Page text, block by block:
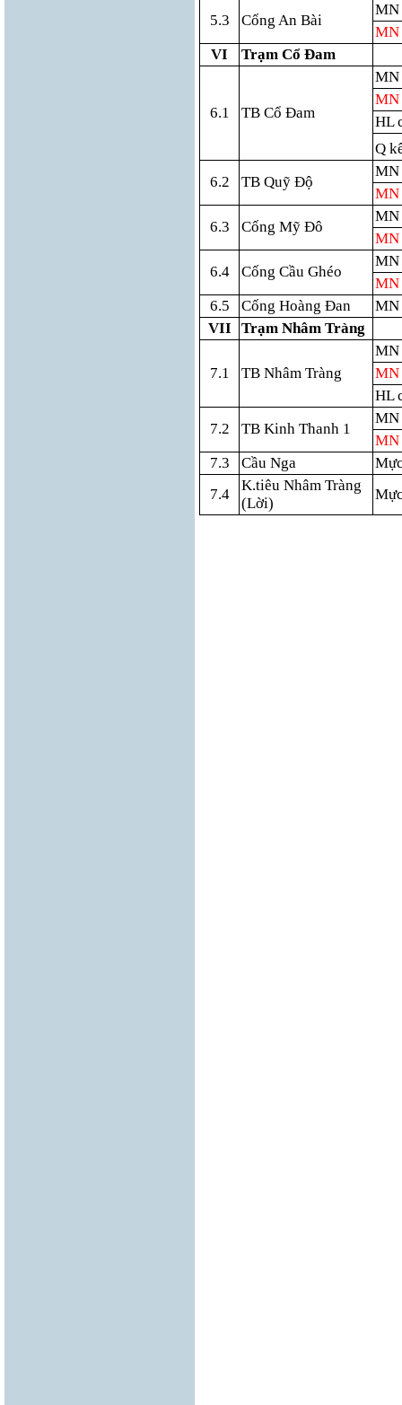
5.3
Cống An Bài
MN
MN
VI
Trạm Cổ Đam
6.1 TB Cổ Đam
MN
MN
HL
Q
6.2
TB Quỹ Độ
MN
MN
6.3
Cống Mỹ Đô
MN
6.4
Cống Cầu Ghéo
MN
MN
6.5
Cống Hoàng Đan
MN
VII
Trạm Nhâm Tràng
7.1 TB Nhâm Tràng
MN
MN
HL
7.2
TB Kinh Thanh 1
MN
MN
7.3
Cầu Nga
7.4
K.tiêu Nhâm Tràng
(Lời)